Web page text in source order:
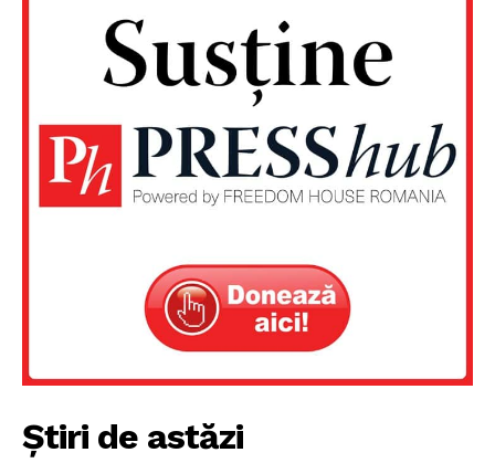
Un proiect
FREEDOM HOUSE ROMÂNIA
Despre noi / Echipa
Proiecte editoriale
Contact
Știri de astăzi